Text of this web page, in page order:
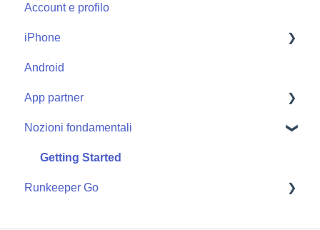
Account e profilo
iPhone
Start
Android
App partner
Apple Watch
Nozioni fondamentali
Getting Started
Runkeeper Go